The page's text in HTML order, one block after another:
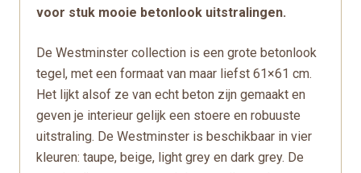
voor stuk mooie betonlook uitstralingen.
De Westminster collection is een grote betonlook
tegel, met een formaat van maar liefst 61×61 cm.
Het lijkt alsof ze van echt beton zijn gemaakt en
geven je interieur gelijk een stoere en robuuste
uitstraling. De Westminster is beschikbaar in vier
kleuren: taupe, beige, light grey en dark grey. De